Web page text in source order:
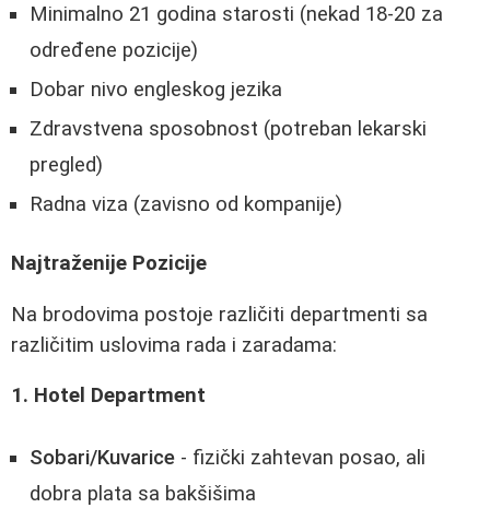
Minimalno 21 godina starosti (nekad 18-20 za
određene pozicije)
Dobar nivo engleskog jezika
Zdravstvena sposobnost (potreban lekarski
pregled)
Radna viza (zavisno od kompanije)
Najtraženije Pozicije
Na brodovima postoje različiti departmenti sa
različitim uslovima rada i zaradama:
1. Hotel Department
Sobari/Kuvarice - fizički zahtevan posao, ali
dobra plata sa bakšišima